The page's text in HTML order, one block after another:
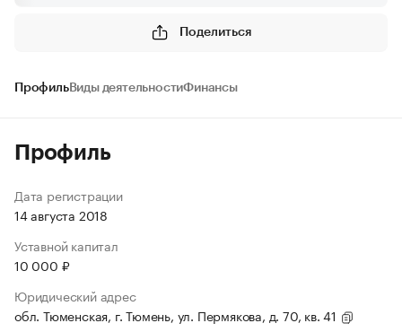
Поделиться
ПрофильВиды деятельностиФинансы
Профиль
Дата регистрации
14 августа 2018
Уставной капитал
10 000 ₽
Юридический адрес
обл. Тюменская, г. Тюмень, ул. Пермякова, д. 70, кв. 41